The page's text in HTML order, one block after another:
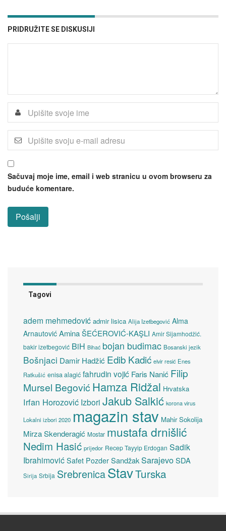
PRIDRUŽITE SE DISKUSIJI
Sačuvaj moje ime, email i web stranicu u ovom browseru za
buduće komentare.
Tagovi
adem mehmedović admir lisica Alija Izetbegović Alma
Arnautović Amina ŠEĆEROVIĆ-KAŞLI Amir Sijamhodžić.
bakir izetbegović BiH Bihać bojan budimac Bosanski jezik
Bošnjaci Damir Hadžić Edib Kadić elvir resić Enes
Ratkušić enisa alagić fahrudin vojić Faris Nanić Filip
Mursel Begović Hamza Ridžal Hrvatska
Irfan Horozović Izbori Jakub Salkić korona virus
Lokalni izbori 2020 magazin stav Mahir Sokolija
Mirza Skenderagić Mostar mustafa drnišlić
Nedim Hasić prijedor Recep Tayyip Erdogan Sadik
Ibrahimović Safet Pozder SandžakSarajevoSDA
Sirija Srbija SrebrenicaStavTurska